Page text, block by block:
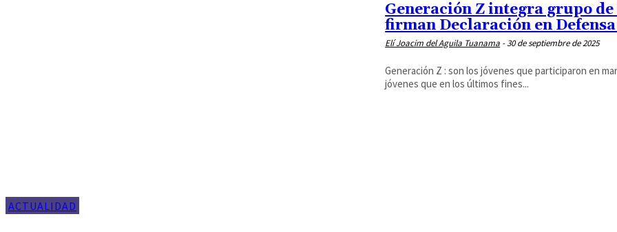
ACTUALIDAD
Generación Z integra grupo
firman Declaración en
Elí Joacim del Aguila Tuanama - 30 de septiembre de 2025
Generación Z : son los jóvenes que participaron en
jóvenes que en los últimos fines...